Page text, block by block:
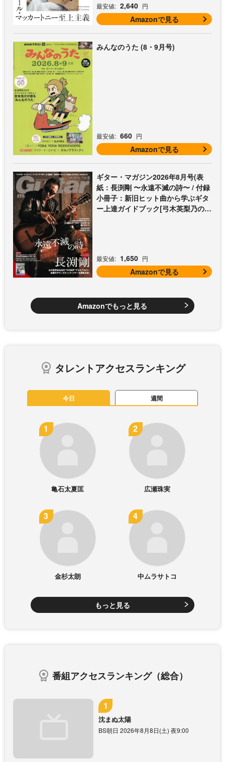
最安値: 2,640 円
Amazonで見る
みんなのうた (8・9月号)
最安値: 660 円
Amazonで見る
ギター・マガジン2026年8月号(表
紙：長渕剛 〜永遠不滅の詩〜 / 付録
小冊子：新旧ヒット曲から学ぶギタ
ー上達ガイドブック[弓木英梨乃の放
最安値: 1,650 円
Amazonで見る
Amazonでもっと見る
タレントアクセスランキング
今日 週間
亀石太夏匡 広瀬珠実
金杉太朗 中ムラサトコ
もっと見る
番組アクセスランキング（総合）
沈まぬ太陽
BS朝日 2026年8月8日(土) 夜9:00